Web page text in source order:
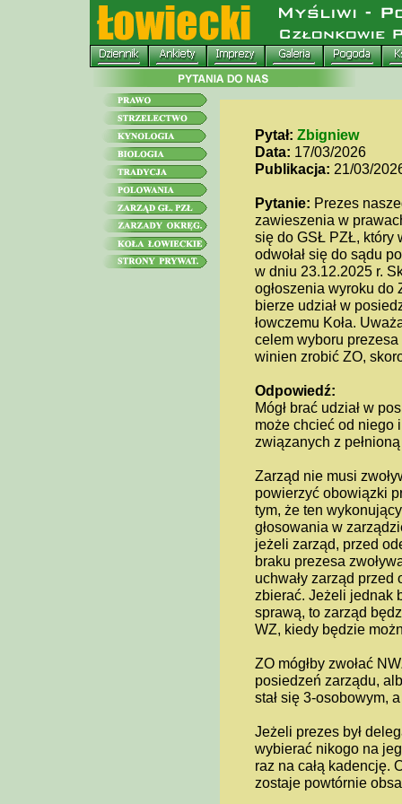
Pytał: Zbigniew
Data: 17/03/2026
Publikacja: 21/03/
Pytanie: Prezes
zawieszenia w
się do GSŁ PZŁ, który
odwołał się do sądu
w dniu 23.12.2025 r.
ogłoszenia wyroku do
bierze udział w
łowczemu Koła.
celem wyboru prezesa
winien zrobić ZO,
Odpowiedź:
Mógł brać udział w
może chcieć od niego
związanych z
Zarząd nie musi
powierzyć obowiązki
tym, że ten
głosowania w
jeżeli zarząd, przed
braku prezesa
uchwały zarząd przed
zbierać. Jeżeli jednak
sprawą, to zarząd
WZ, kiedy będzie
ZO mógłby zwołać
posiedzeń zarządu,
stał się 3-osobowym,
Jeżeli prezes był
wybierać nikogo na
raz na całą kadencję.
zostaje powtórnie